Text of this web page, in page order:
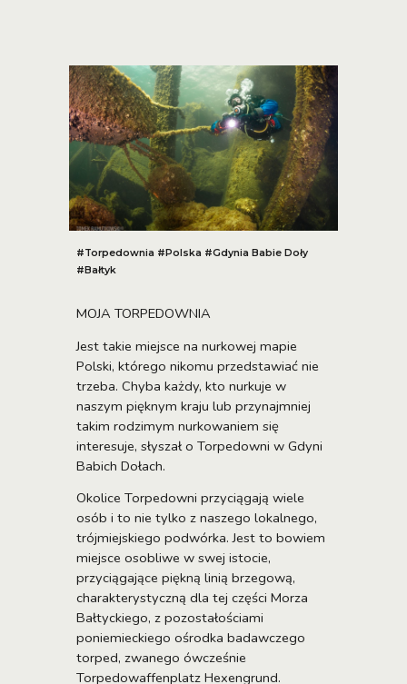
#Torpedownia #Polska #Gdynia Babie Doły
#Bałtyk
MOJA TORPEDOWNIA
Jest takie miejsce na nurkowej mapie
Polski, którego nikomu przedstawiać nie
trzeba. Chyba każdy, kto nurkuje w
naszym pięknym kraju lub przynajmniej
takim rodzimym nurkowaniem się
interesuje, słyszał o Torpedowni w Gdyni
Babich Dołach.
Okolice Torpedowni przyciągają wiele
osób i to nie tylko z naszego lokalnego,
trójmiejskiego podwórka. Jest to bowiem
miejsce osobliwe w swej istocie,
przyciągające piękną linią brzegową,
charakterystyczną dla tej części Morza
Bałtyckiego, z pozostałościami
poniemieckiego ośrodka badawczego
torped, zwanego ówcześnie
Torpedowaffenplatz Hexengrund.